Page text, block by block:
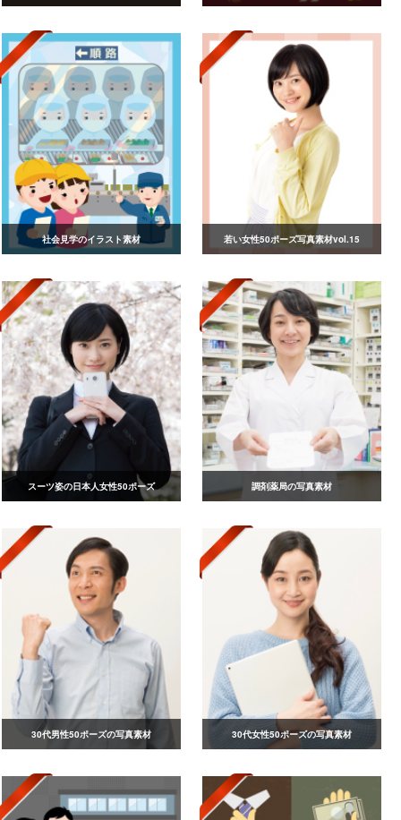
社会見学のイラスト素材 若い女性50ポーズ写真素材vol.15
スーツ姿の日本人女性50ポーズ 調剤薬局の写真素材
30代男性50ポーズの写真素材 30代女性50ポーズの写真素材